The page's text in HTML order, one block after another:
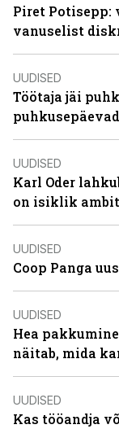
Piret Potisepp:
vanuselist
UUDISED
Töötaja jäi
UUDISED
Karl Oder
on isiklik
UUDISED
Coop Panga
UUDISED
Hea
näitab, mida
UUDISED
Kas tööandja